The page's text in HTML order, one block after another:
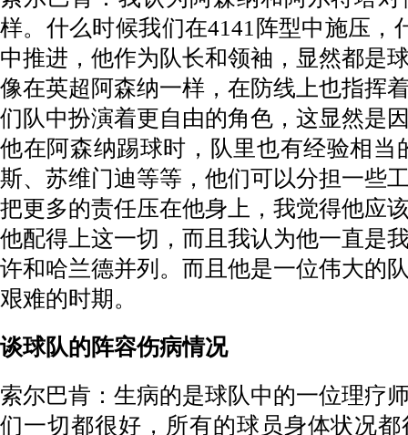
样。什么时候我们在4141阵型中施压，
中推进，他作为队长和领袖，显然都是
像在英超阿森纳一样，在防线上也指挥
们队中扮演着更自由的角色，这显然是
他在阿森纳踢球时，队里也有经验相当
斯、苏维门迪等等，他们可以分担一些
把更多的责任压在他身上，我觉得他应
他配得上这一切，而且我认为他一直是
许和哈兰德并列。而且他是一位伟大的
艰难的时期。
谈球队的阵容伤病情况
索尔巴肯：生病的是球队中的一位理疗
们一切都很好，所有的球员身体状况